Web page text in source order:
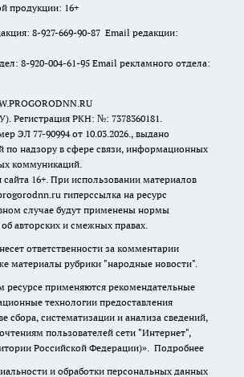
продукции: 16+
8-927-669-90-87 Email редакции:
8-920-004-61-95 Email рекламного отдела:
Регистрация РКН: №: 7378360181.
ЭЛ 77-90994 от 10.03.2026., выдано
по надзору в сфере связи, информационных
коммуникаций.
сайта 16+. При использовании материалов
гиперссылка на ресурс
случае будут применены нормы
авторских и смежных правах.
ответственности за комментарии
материалы рубрики "народные новости".
применяются рекомендательные
технологии предоставления
сбора, систематизации и анализа сведений,
пользователей сети "Интернет",
Российской Федерации)». Подробнее
и обработки персональных данных